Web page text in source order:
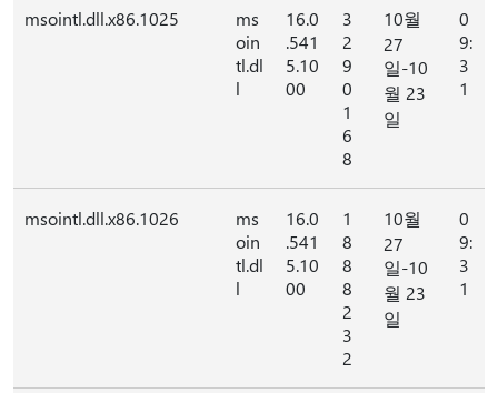
msointl.dll.x86.1025
ms
oin
tl.dl
l
16.0
.541
5.10
00
3
2
9
0
1
6
8
10월
27
일-10
월 23
일
0
9:
3
1
msointl.dll.x86.1026
ms
oin
tl.dl
l
16.0
.541
5.10
00
1
8
8
8
2
3
2
10월
27
일-10
월 23
일
0
9:
3
1